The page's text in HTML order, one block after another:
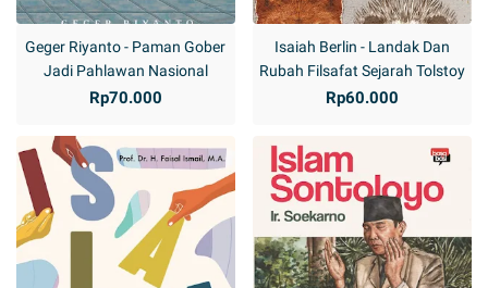
Geger Riyanto - Paman Gober
Jadi Pahlawan Nasional
Rp70.000
Isaiah Berlin - Landak Dan
Rubah Filsafat Sejarah Tolstoy
Rp60.000